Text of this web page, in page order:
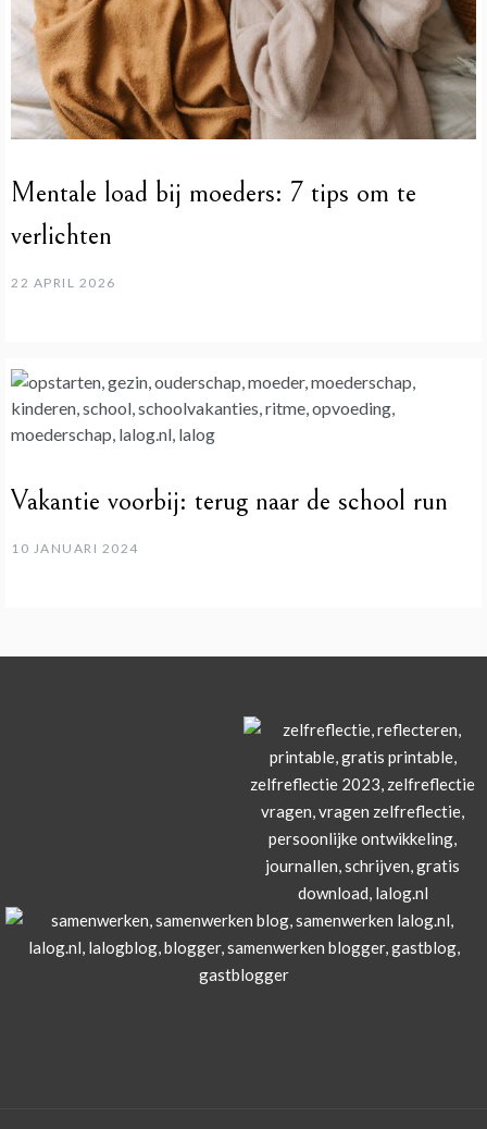
Mentale load bij moeders: 7 tips om te
verlichten
22 APRIL 2026
Vakantie voorbij: terug naar de school run
10 JANUARI 2024